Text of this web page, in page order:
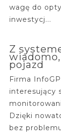
wagę do
inwestycj...
Z
pojazd
Firma
interesujący
Dzięki
bez